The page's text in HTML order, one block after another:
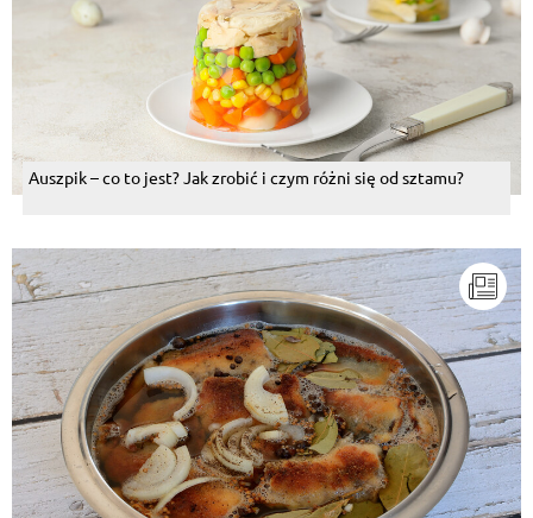
Auszpik – co to jest? Jak zrobić i czym różni się od sztamu?